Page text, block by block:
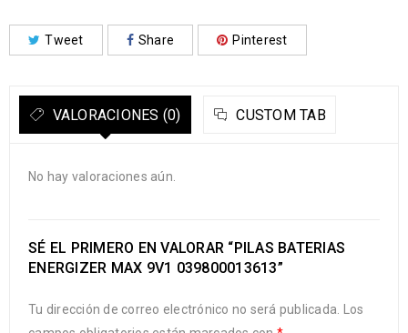
Tweet Share Pinterest
VALORACIONES (0) CUSTOM TAB
No hay valoraciones aún.
SÉ EL PRIMERO EN VALORAR “PILAS BATERIAS
ENERGIZER MAX 9V1 039800013613”
Tu dirección de correo electrónico no será publicada.
Los